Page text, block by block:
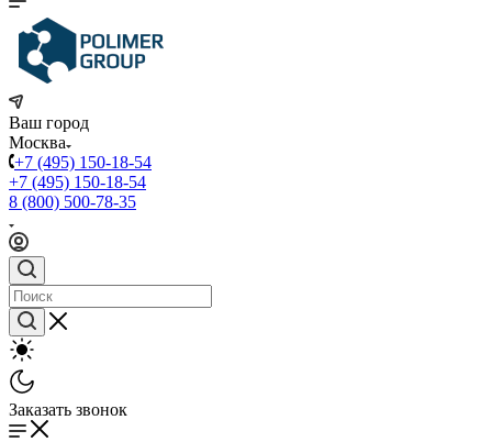
Ваш город
Москва
+7 (495) 150-18-54
+7 (495) 150-18-54
8 (800) 500-78-35
Заказать звонок